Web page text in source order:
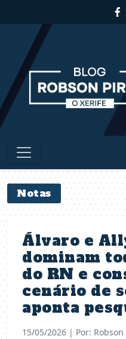
Notas
Álvaro e
dominam
do RN e
cenário de
aponta
15/05/2026 | Por: